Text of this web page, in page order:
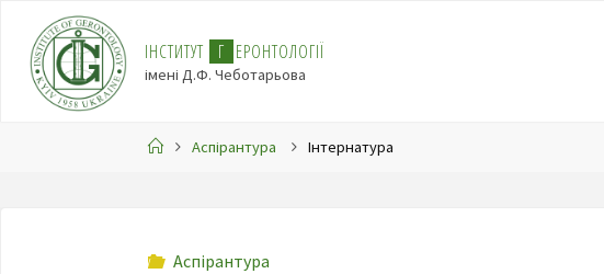
ІНСТИТУТ Г ЕРОНТОЛОГІЇ
імені Д.Ф. Чеботарьова
Аспірантура Інтернатура
Аспірантура